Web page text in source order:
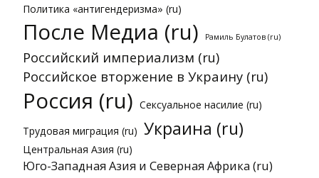
Политика «антигендеризма» (ru)
После Медиа (ru) Рамиль Булатов (ru)
Российский империализм (ru)
Российское вторжение в Украину (ru)
Россия (ru) Сексуальное насилие (ru)
Трудовая миграция (ru) Украина (ru)
Центральная Азия (ru)
Юго-Западная Азия и Северная Африка (ru)